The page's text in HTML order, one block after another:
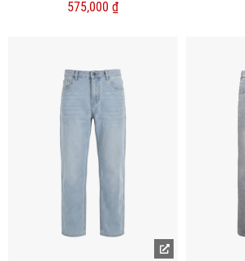
575,000 ₫